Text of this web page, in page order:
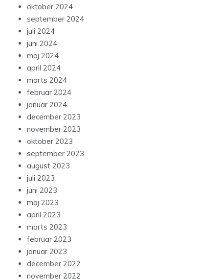
oktober 2024
september 2024
juli 2024
juni 2024
maj 2024
april 2024
marts 2024
februar 2024
januar 2024
december 2023
november 2023
oktober 2023
september 2023
august 2023
juli 2023
juni 2023
maj 2023
april 2023
marts 2023
februar 2023
januar 2023
december 2022
november 2022